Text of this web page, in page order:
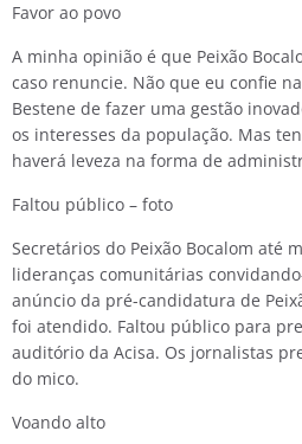
Favor ao povo
A minha opinião é que Peixão
caso renuncie. Não que eu confie
Bestene de fazer uma gestão
os interesses da população. Mas
haverá leveza na forma de
Faltou público – foto
Secretários do Peixão Bocalom até
lideranças comunitárias
anúncio da pré-candidatura de
foi atendido. Faltou público para
auditório da Acisa. Os jornalistas
do mico.
Voando alto